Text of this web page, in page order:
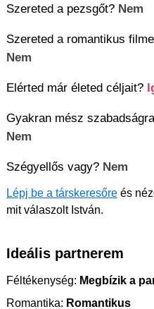
Szereted a pezsgőt? Nem
Szereted a romantikus
Nem
Elérted már életed céljait?
Gyakran mész
Nem
Szégyellős vagy? Nem
Lépj be a társkeresőre és
mit válaszolt István.
Ideális partnerem
Féltékenység: Megbízik a
Romantika: Romantikus